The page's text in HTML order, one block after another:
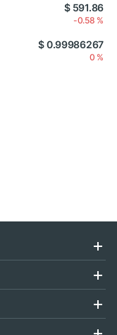
$ 591.86
-0.58 %
$ 0.99986267
0 %